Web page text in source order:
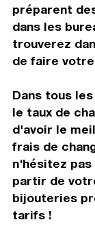
préparent
dans les
trouverez
de faire
Dans tous
le taux de
d'avoir le
frais de
n'hésitez pas
partir de
bijouteries
tarifs !